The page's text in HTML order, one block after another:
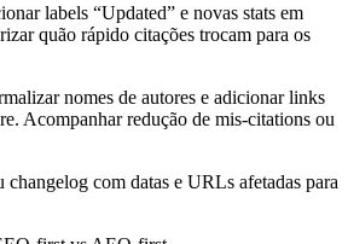
labels “Updated” e novas stats em
quão rápido citações trocam para os
nomes de autores e adicionar links
Acompanhar redução de mis-citations ou
changelog com datas e URLs afetadas para